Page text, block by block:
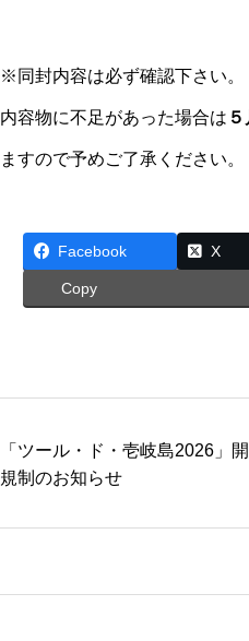
※同封内容は必ず確認下さい。
内容物に不足があった場合は
ますので予めご了承ください。
Facebook X
Copy
「ツール・ド・壱岐島2026」
規制のお知らせ